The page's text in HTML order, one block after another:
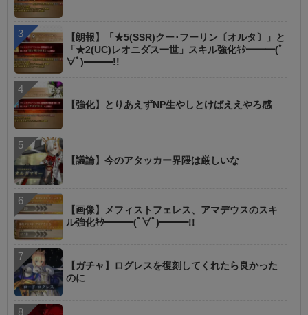
【朗報】「★5(SSR)クー･フーリン〔オルタ〕」と
「★2(UC)レオニダス一世」スキル強化ｷﾀ━━━(ﾟ
∀ﾟ)━━━!!
【強化】とりあえずNP生やしとけばええやろ感
【議論】今のアタッカー界隈は厳しいな
【画像】メフィストフェレス、アマデウスのスキ
ル強化ｷﾀ━━━(ﾟ∀ﾟ)━━━!!
【ガチャ】ログレスを復刻してくれたら良かった
のに